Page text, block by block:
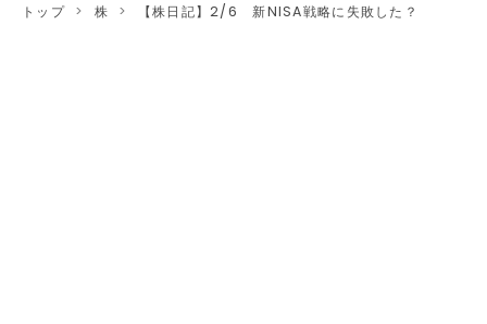
トップ > 株 > 【株日記】2/6 新NISA戦略に失敗した？